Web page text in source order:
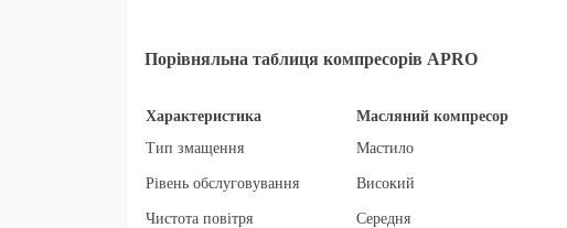
Порівняльна таблиця компресорів APRO
Характеристика Масляний компресор
Тип змащення
Мастило
Рівень обслуговування Високий
Чистота повітря Середня